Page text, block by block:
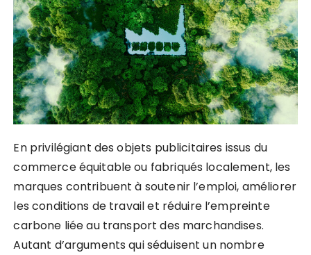
En privilégiant des objets publicitaires issus du
commerce équitable ou fabriqués localement, les
marques contribuent à soutenir l’emploi, améliorer
les conditions de travail et réduire l’empreinte
carbone liée au transport des marchandises.
Autant d’arguments qui séduisent un nombre